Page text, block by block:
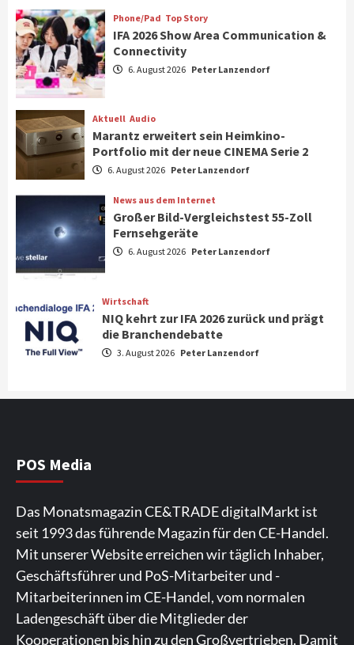
7
1
Aktuell Gaming
Steigende Hardware-Preise: Mehr als ein
Drittel der Gamer verschiebt Käufe
2
Phone/Pad Top Story
IFA 2026 Show Area Communication &
Aktuell Audio
Marantz erweitert sein Heimkino-
Portfolio mit der neue CINEMA Serie 2
News aus dem Internet
Großer Bild-Vergleichstest 55-Zoll
Fernsehgeräte
5
6
CHERRY baut Vertriebsteam in
strategisch wichtigen Märkten aus
7
Smart Living Top Story
Verbraucher setzen immer mehr auf
Klimageräte und Ventilatoren
Phone/Pad Top Story
IFA 2026 Show Area Communication &
Connectivity
6. August 2026 Peter Lanzendorf
Aktuell Audio
Marantz erweitert sein Heimkino-
Portfolio mit der neue CINEMA Serie 2
6. August 2026 Peter Lanzendorf
News aus dem Internet
Großer Bild-Vergleichstest 55-Zoll
Fernsehgeräte
6. August 2026 Peter Lanzendorf
Wirtschaft
NIQ kehrt zur IFA 2026 zurück und prägt
die Branchendebatte
3. August 2026 Peter Lanzendorf
POS Media
Das Monatsmagazin CE&TRADE digitalMarkt ist
seit 1993 das führende Magazin für den CE-Handel.
Mit unserer Website erreichen wir täglich Inhaber,
Geschäftsführer und PoS-Mitarbeiter und -
Mitarbeiterinnen im CE-Handel, vom normalen
Ladengeschäft über die Mitglieder der
Kooperationen bis hin zu den Großvertrieben. Damit